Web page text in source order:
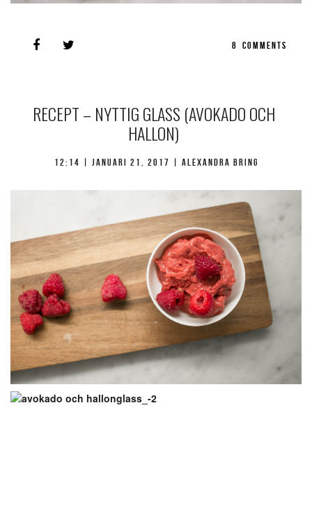
8 COMMENTS
RECEPT – NYTTIG GLASS (AVOKADO OCH
HALLON)
12:14 | januari 21, 2017 | Alexandra Bring